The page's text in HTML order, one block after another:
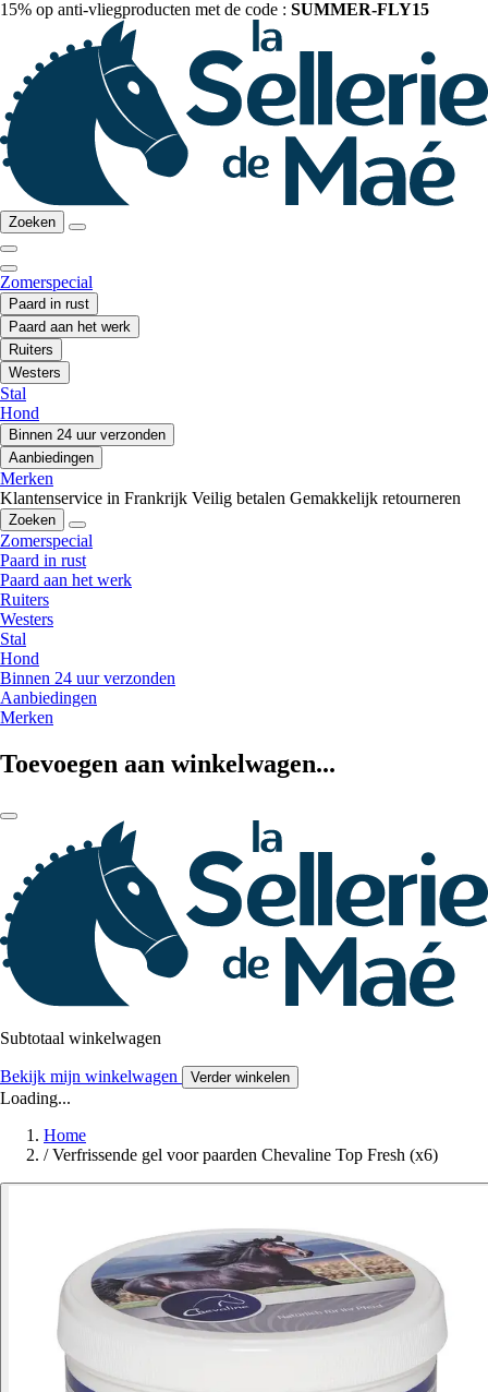
15% op anti-vliegproducten met de code : SUMMER-FLY15
Zoeken
Zomerspecial
Paard in rust
Paard aan het werk
Ruiters
Westers
Stal
Hond
Binnen 24 uur verzonden
Aanbiedingen
Merken
Klantenservice in Frankrijk Veilig betalen Gemakkelijk retourneren
Zoeken
Zomerspecial
Paard in rust
Paard aan het werk
Ruiters
Westers
Stal
Hond
Binnen 24 uur verzonden
Aanbiedingen
Merken
Toevoegen aan winkelwagen...
Subtotaal winkelwagen
Bekijk mijn winkelwagen Verder winkelen
Loading...
Home
/ Verfrissende gel voor paarden Chevaline Top Fresh (x6)